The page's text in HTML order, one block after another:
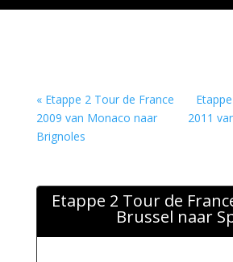
« Etappe 2 Tour de France
2009 van Monaco naar
Brignoles
2011
Etappe 2 Tour de
Brussel naar